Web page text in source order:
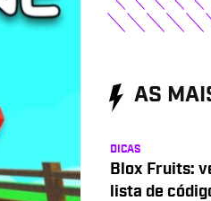
AS
DICAS
Blox Fruits:
lista de